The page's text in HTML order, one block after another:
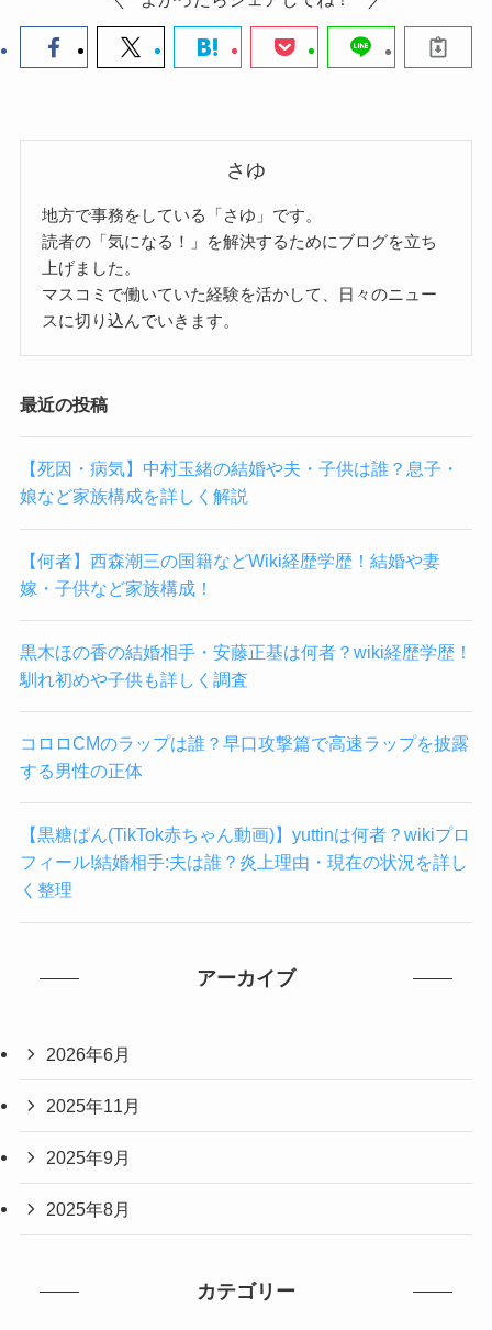
さゆ
地方で事務をしている「さゆ」です。
読者の「気になる！」を解決するためにブログを立ち
上げました。
マスコミで働いていた経験を活かして、日々のニュー
スに切り込んでいきます。
最近の投稿
【死因・病気】中村玉緒の結婚や夫・子供は誰？息子・
娘など家族構成を詳しく解説
【何者】西森潮三の国籍などWiki経歴学歴！結婚や妻
嫁・子供など家族構成！
黒木ほの香の結婚相手・安藤正基は何者？wiki経歴学歴！
馴れ初めや子供も詳しく調査
コロロCMのラップは誰？早口攻撃篇で高速ラップを披露
する男性の正体
【黒糖ぱん(TikTok赤ちゃん動画)】yuttinは何者？wikiプロ
フィール!結婚相手:夫は誰？炎上理由・現在の状況を詳し
く整理
アーカイブ
2026年6月
2025年11月
2025年9月
2025年8月
カテゴリー